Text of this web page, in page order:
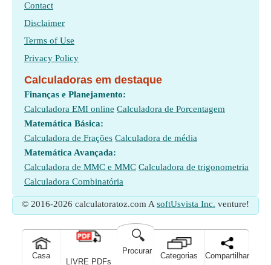
Contact
Disclaimer
Terms of Use
Privacy Policy
Calculadoras em destaque
Finanças e Planejamento:
Calculadora EMI online Calculadora de Porcentagem
Matemática Básica:
Calculadora de Frações Calculadora de média
Matemática Avançada:
Calculadora de MMC e MMC Calculadora de trigonometria
Calculadora Combinatória
© 2016-2026 calculatoratoz.com A softUsvista Inc. venture!
Casa
LIVRE PDFs
🔍
Procurar Categorias Compartilhar